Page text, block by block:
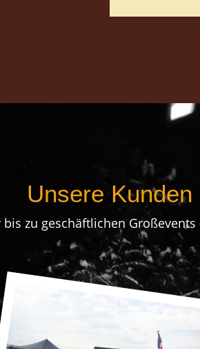
Unsere Kunden
zu geschäftlichen